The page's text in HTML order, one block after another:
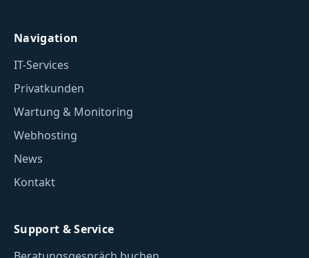
Navigation
IT-Services
Privatkunden
Wartung & Monitoring
Webhosting
News
Kontakt
Support & Service